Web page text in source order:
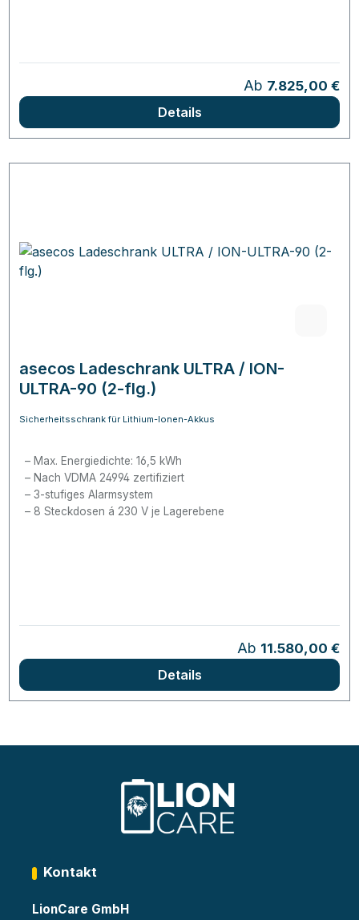
Regulärer Preis:
Ab 7.825,00 €
Details
asecos Ladeschrank ULTRA / ION-
ULTRA-90 (2-flg.)
Sicherheitsschrank für Lithium-Ionen-Akkus
Max. Energiedichte: 16,5 kWh
Nach VDMA 24994 zertifiziert
3-stufiges Alarmsystem
8 Steckdosen á 230 V je Lagerebene
Regulärer Preis:
Ab 11.580,00 €
Details
Kontakt
LionCare GmbH